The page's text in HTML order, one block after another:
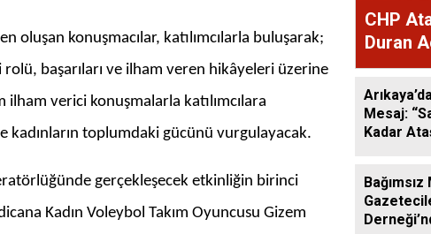
oluşan konuşmacılar, katılımcılarla buluşarak;
başarıları ve ilham veren hikâyeleri üzerine
verici konuşmalarla katılımcılara
kadınların toplumdaki gücünü vurgulayacak.
gerçekleşecek etkinliğin birinci
Kadın Voleybol Takım Oyuncusu Gizem
CHP
Duran
Mesajı
Mesaj:
Kadar